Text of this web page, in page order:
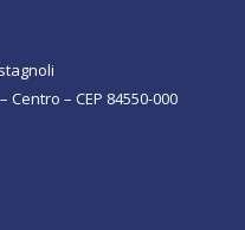
Centro – CEP 84550-000